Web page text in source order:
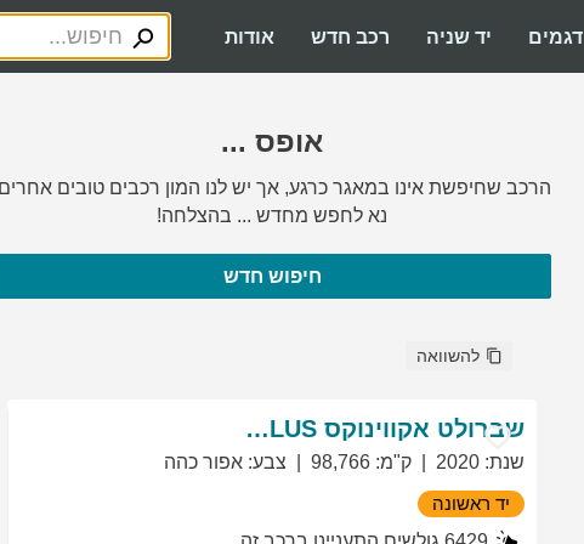
דגמים יד שניה רכב חדש אודות
אופס ...
הרכב שחיפשת אינו במאגר כרגע, אך יש לנו המון רכבים טובים
נא לחפש מחדש ... בהצלחה!
חיפוש חדש
להשוואה
שברולט אקווינוקס LT PLUS
שנת:
2020 ק"מ:
98,766 צבע: אפור כהה
יד ראשונה